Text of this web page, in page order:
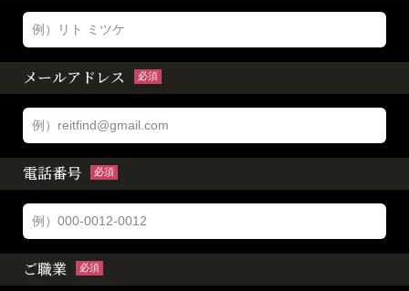
メールアドレス 必須
電話番号 必須
ご職業 必須